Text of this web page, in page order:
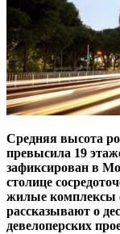
Средняя высота
превысила 19
зафиксирован в
столице
жилые комплексы
рассказывают о
девелоперских